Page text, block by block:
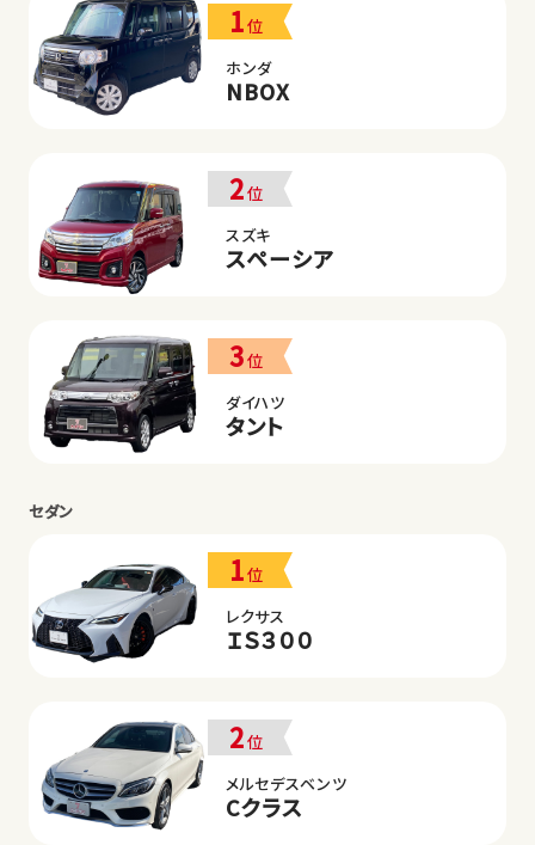
1位
ホンダ
NBOX
2位
スズキ
スペーシア
3位
ダイハツ
タント
セダン
1位
レクサス
ＩＳ３００
2位
メルセデスベンツ
Cクラス